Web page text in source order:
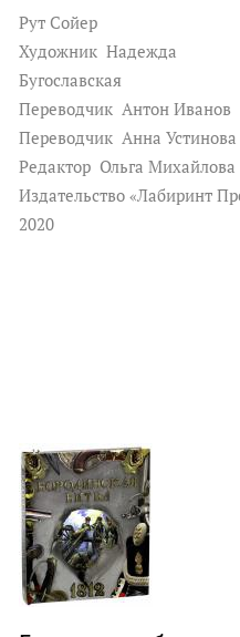
Рут Сойер
Художник Надежда
Бугославская
Переводчик Антон Иванов
Переводчик Анна Устинова
Редактор Ольга Михайлова
Издательство «Лабиринт
2020